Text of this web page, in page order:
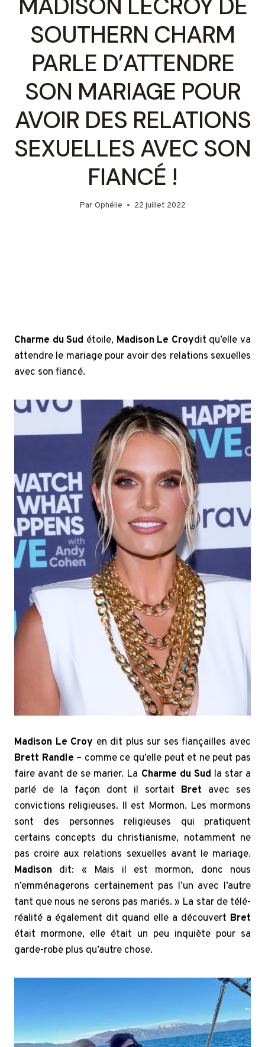
SOUTHERN CHARM
PARLE D’ATTENDRE
SON MARIAGE POUR
AVOIR DES RELATIONS
SEXUELLES AVEC SON
FIANCÉ !
Par Ophélie 22 juillet 2022
Charme du Sud étoile, Madison Le Croydit qu’elle va
attendre le mariage pour avoir des relations sexuelles
avec son fiancé.
Madison Le Croy en dit plus sur ses fiançailles avec
Brett Randle – comme ce qu’elle peut et ne peut pas
faire avant de se marier. La Charme du Sud la star a
parlé de la façon dont il sortait Bret avec ses
convictions religieuses. Il est Mormon. Les mormons
sont des personnes religieuses qui pratiquent
certains concepts du christianisme, notamment ne
pas croire aux relations sexuelles avant le mariage.
Madison dit: « Mais il est mormon, donc nous
n’emménagerons certainement pas l’un avec l’autre
tant que nous ne serons pas mariés. » La star de télé-
réalité a également dit quand elle a découvert Bret
était mormone, elle était un peu inquiète pour sa
garde-robe plus qu’autre chose.